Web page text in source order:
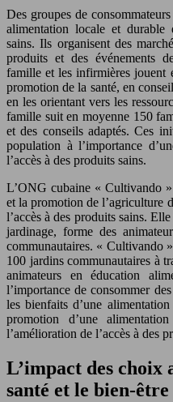
Des groupes de
alimentation locale et durable
sains. Ils organisent des
produits et des événements
famille et les infirmières jouent
promotion de la santé, en
en les orientant vers les
famille suit en moyenne 150
et des conseils adaptés. Ces
population à l’importance
l’accès à des produits sains.
L’ONG cubaine « Cultivando
et la promotion de l’agriculture
l’accès à des produits sains.
jardinage, forme des
communautaires. « Cultivando
100 jardins communautaires à
animateurs en éducation
l’importance de consommer
les bienfaits d’une
promotion d’une
l’amélioration de l’accès à des
L’impact des choix
santé et le bien-être